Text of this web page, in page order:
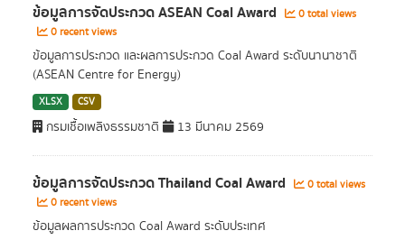
ข้อมูลการจัดประกวด ASEAN Coal Award
0 total views
0 recent views
ข้อมูลการประกวด และผลการประกวด Coal Award ระดับนานาชาติ
(ASEAN Centre for Energy)
XLSX CSV
กรมเชื้อเพลิงธรรมชาติ 13 มีนาคม 2569
ข้อมูลการจัดประกวด Thailand Coal Award
0 total views
0 recent views
ข้อมูลผลการประกวด Coal Award ระดับประเทศ